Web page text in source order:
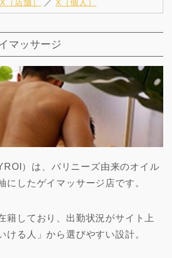
X（店舗） ／ X（個人）
マッサージ
）は、バリニーズ由来のオイル
にしたゲイマッサージ店です。
籍しており、出勤状況がサイト上
ける人」から選びやすい設計。